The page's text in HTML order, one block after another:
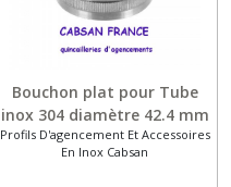
Bouchon plat pour Tube
inox 304 diamètre 42.4 mm
Profils D'agencement Et Accessoires
En Inox Cabsan